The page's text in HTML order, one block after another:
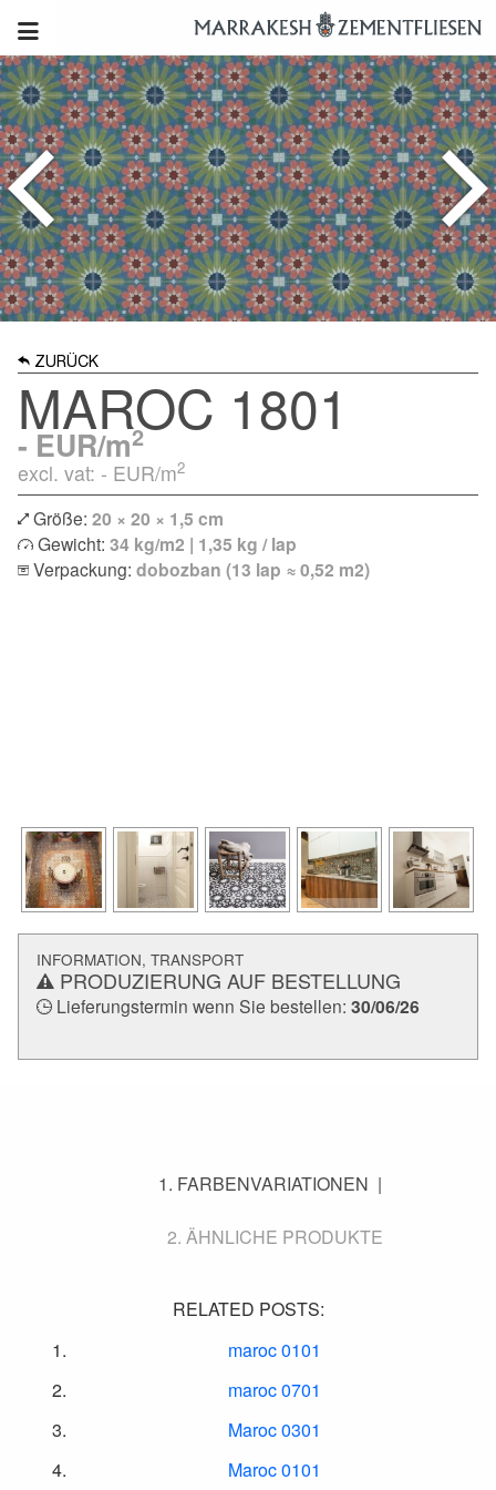
ZURÜCK
MAROC 1801
- EUR/m2
excl. vat: - EUR/m2
Größe: 20 × 20 × 1,5 cm
Gewicht: 34 kg/m2 | 1,35 kg / lap
Verpackung: dobozban (13 lap ≈ 0,52 m2)
INFORMATION, TRANSPORT
PRODUZIERUNG AUF BESTELLUNG
Lieferungstermin wenn Sie bestellen: 30/06/26
FARBENVARIATIONEN
ÄHNLICHE PRODUKTE
RELATED POSTS:
maroc 0101
maroc 0701
Maroc 0301
Maroc 0101